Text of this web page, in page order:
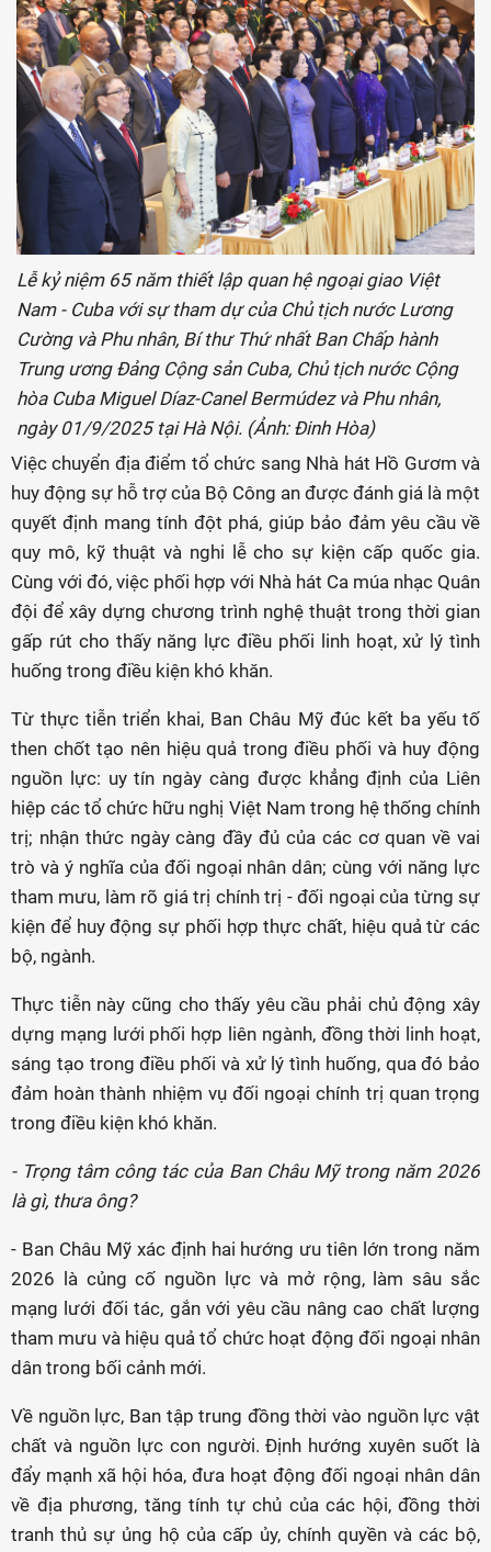
Lễ kỷ niệm 65 năm thiết lập quan hệ ngoại giao Việt
Nam - Cuba với sự tham dự của Chủ tịch nước Lương
Cường và Phu nhân, Bí thư Thứ nhất Ban Chấp hành
Trung ương Đảng Cộng sản Cuba, Chủ tịch nước Cộng
hòa Cuba Miguel Díaz-Canel Bermúdez và Phu nhân,
ngày 01/9/2025 tại Hà Nội. (Ảnh: Đinh Hòa)
Việc chuyển địa điểm tổ chức sang Nhà hát Hồ Gươm và
huy động sự hỗ trợ của Bộ Công an được đánh giá là một
quyết định mang tính đột phá, giúp bảo đảm yêu cầu về
quy mô, kỹ thuật và nghi lễ cho sự kiện cấp quốc gia.
Cùng với đó, việc phối hợp với Nhà hát Ca múa nhạc Quân
đội để xây dựng chương trình nghệ thuật trong thời gian
gấp rút cho thấy năng lực điều phối linh hoạt, xử lý tình
huống trong điều kiện khó khăn.
Từ thực tiễn triển khai, Ban Châu Mỹ đúc kết ba yếu tố
then chốt tạo nên hiệu quả trong điều phối và huy động
nguồn lực: uy tín ngày càng được khẳng định của Liên
hiệp các tổ chức hữu nghị Việt Nam trong hệ thống chính
trị; nhận thức ngày càng đầy đủ của các cơ quan về vai
trò và ý nghĩa của đối ngoại nhân dân; cùng với năng lực
tham mưu, làm rõ giá trị chính trị - đối ngoại của từng sự
kiện để huy động sự phối hợp thực chất, hiệu quả từ các
bộ, ngành.
Thực tiễn này cũng cho thấy yêu cầu phải chủ động xây
dựng mạng lưới phối hợp liên ngành, đồng thời linh hoạt,
sáng tạo trong điều phối và xử lý tình huống, qua đó bảo
đảm hoàn thành nhiệm vụ đối ngoại chính trị quan trọng
trong điều kiện khó khăn.
- Trọng tâm công tác của Ban Châu Mỹ trong năm 2026
là gì, thưa ông?
- Ban Châu Mỹ xác định hai hướng ưu tiên lớn trong năm
2026 là củng cố nguồn lực và mở rộng, làm sâu sắc
mạng lưới đối tác, gắn với yêu cầu nâng cao chất lượng
tham mưu và hiệu quả tổ chức hoạt động đối ngoại nhân
dân trong bối cảnh mới.
Về nguồn lực, Ban tập trung đồng thời vào nguồn lực vật
chất và nguồn lực con người. Định hướng xuyên suốt là
đẩy mạnh xã hội hóa, đưa hoạt động đối ngoại nhân dân
về địa phương, tăng tính tự chủ của các hội, đồng thời
tranh thủ sự ủng hộ của cấp ủy, chính quyền và các bộ,